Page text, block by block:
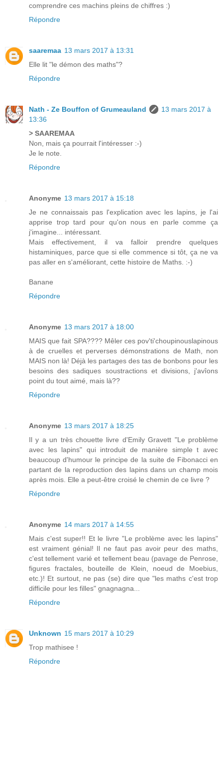
comprendre ces machins pleins de chiffres :)
Répondre
saaremaa 13 mars 2017 à 13:31
Elle lit "le démon des maths"?
Répondre
Nath - Ze Bouffon of Grumeauland
13 mars 2017 à
13:36
> SAAREMAA
Non, mais ça pourrait l'intéresser :-)
Je le note.
Répondre
Anonyme 13 mars 2017 à 15:18
Je ne connaissais pas l'explication avec les lapins, je l'ai
apprise trop tard pour qu'on nous en parle comme ça
j'imagine... intéressant.
Mais effectivement, il va falloir prendre quelques
histaminiques, parce que si elle commence si tôt, ça ne va
pas aller en s'améliorant, cette histoire de Maths. :-)
Banane
Répondre
Anonyme 13 mars 2017 à 18:00
MAIS que fait SPA???? Mêler ces pov'ti'choupinouslapinous
à de cruelles et perverses démonstrations de Math, non
MAIS non là! Déjà les partages des tas de bonbons pour les
besoins des sadiques soustractions et divisions, j'avîons
point du tout aimé, mais là??
Répondre
Anonyme 13 mars 2017 à 18:25
Il y a un très chouette livre d'Emily Gravett "Le problème
avec les lapins" qui introduit de manière simple t avec
beaucoup d'humour le principe de la suite de Fibonacci en
partant de la reproduction des lapins dans un champ mois
après mois. Elle a peut-être croisé le chemin de ce livre ?
Répondre
Anonyme 14 mars 2017 à 14:55
Mais c'est super!! Et le livre "Le problème avec les lapins"
est vraiment génial! Il ne faut pas avoir peur des maths,
c'est tellement varié et tellement beau (pavage de Penrose,
figures fractales, bouteille de Klein, noeud de Moebius,
etc.)! Et surtout, ne pas (se) dire que "les maths c'est trop
difficile pour les filles" gnagnagna...
Répondre
Unknown 15 mars 2017 à 10:29
Trop mathisee !
Répondre